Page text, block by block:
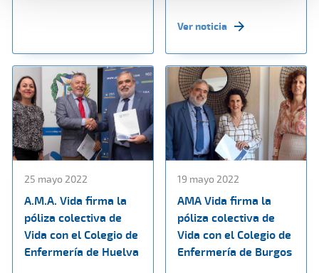
Ver noticia
25 mayo 2022
A.M.A. Vida firma la
póliza colectiva de
Vida con el Colegio de
Enfermería de Huelva
19 mayo 2022
AMA Vida firma la
póliza colectiva de
Vida con el Colegio de
Enfermería de Burgos